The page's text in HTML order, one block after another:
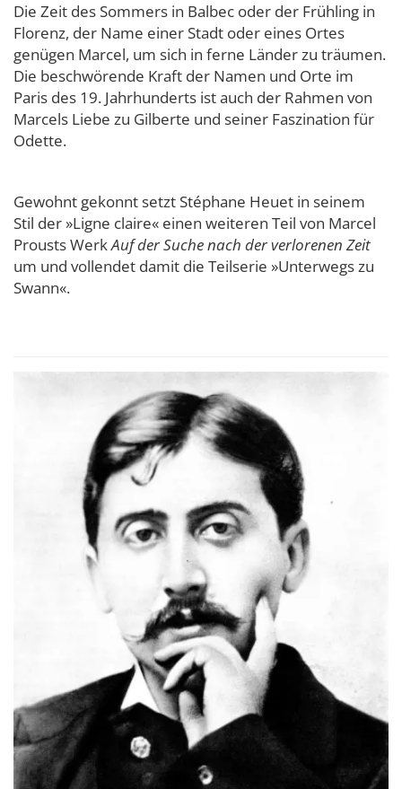
Die Zeit des Sommers in Balbec oder der Frühling in
Florenz, der Name einer Stadt oder eines Ortes
genügen Marcel, um sich in ferne Länder zu träumen.
Die beschwörende Kraft der Namen und Orte im
Paris des 19. Jahrhunderts ist auch der Rahmen von
Marcels Liebe zu Gilberte und seiner Faszination für
Odette.
Gewohnt gekonnt setzt Stéphane Heuet in seinem
Stil der »Ligne claire« einen weiteren Teil von Marcel
Prousts WerkAuf der Suche nach der verlorenen Zeit
um und vollendet damit die Teilserie »Unterwegs zu
Swann«.